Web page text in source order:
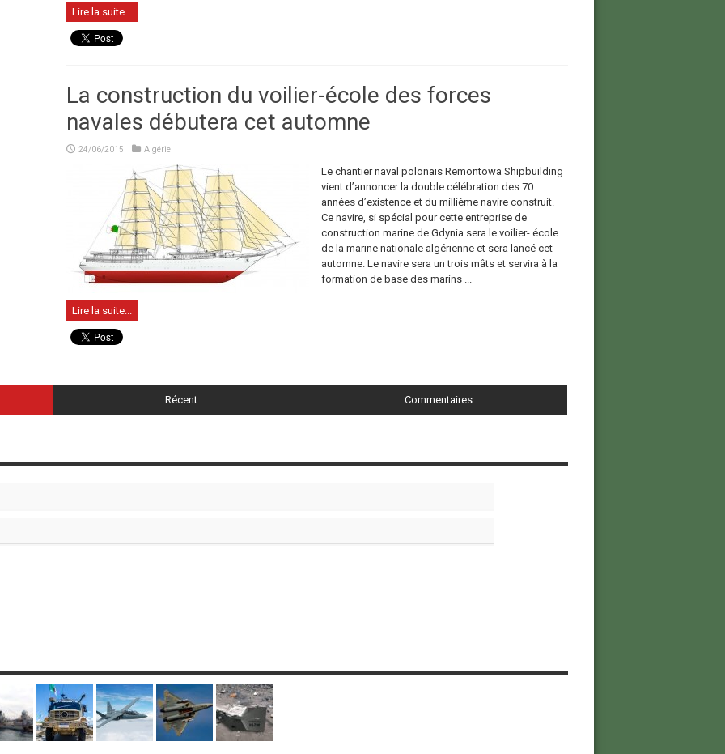
Lire la suite...
La construction du voilier-école des forces
navales débutera cet automne
24/06/2015 Algérie
Le chantier naval polonais Remontowa Shipbuilding
vient d’annoncer la double célébration des 70
années d’existence et du millième navire construit.
Ce navire, si spécial pour cette entreprise de
construction marine de Gdynia sera le voilier- école
de la marine nationale algérienne et sera lancé cet
automne. Le navire sera un trois mâts et servira à la
formation de base des marins ...
Lire la suite...
Récent Commentaires